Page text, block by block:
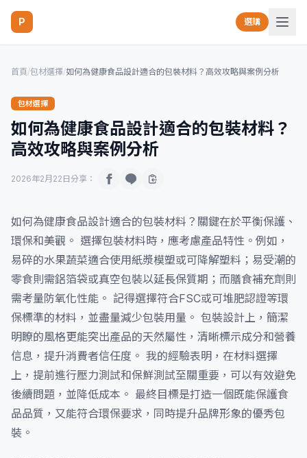
P 選購
首頁/包材選擇/如何為健康食品設計適合的包裝材料？高效攻略與案例分析
包材選擇
如何為健康食品設計適合的包裝材料？
高效攻略與案例分析
2026年2月22日 分享：
如何為健康食品設計適合的包裝材料？關鍵在於平衡保護、
環保和美觀。 選擇包裝材料時，應考慮產品特性。例如，
易碎的水果蔬菜適合使用紙漿模塑或可降解塑料；易受潮的
零食則需鋁箔袋或真空包裝以延長保質期；而膳食補充劑則
需考量防氧化性能。 記得選擇符合FSC或可堆肥認證等環
保標準的材料，並盡量減少包裝用量。 包裝設計上，簡潔
明瞭的風格更能突出產品的天然屬性，清晰標示成分和營養
信息，提升消費者信任度。 我的經驗表明，在材料選擇
上，提前進行壓力測試和保鮮測試至關重要，可以有效避免
後續問題，並降低成本。 最終目標是打造一個既能保護食
品品質，又能符合環保要求，同時提升品牌形象的優秀包
裝。